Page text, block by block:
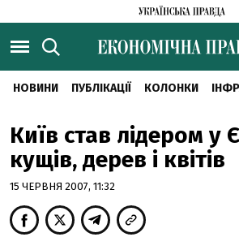
НОВИНИ ПУБЛІКАЦІЇ КОЛОНКИ
Київ став лідером у
кущів, дерев і квітів
15 ЧЕРВНЯ 2007, 11:32